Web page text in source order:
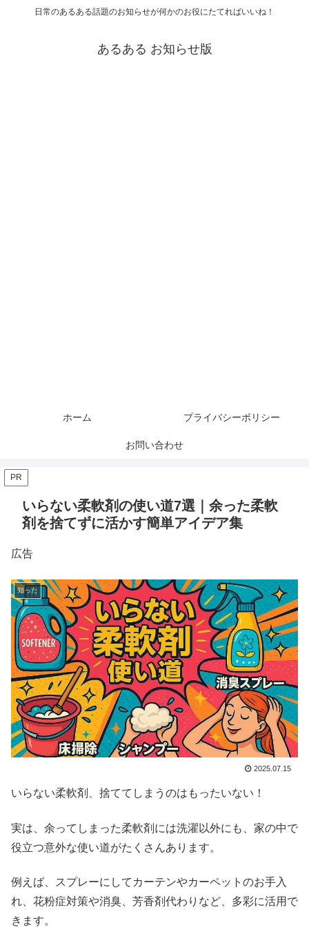
日常のあるある話題のお知らせが何かのお役にたてればいいね！
あるある お知らせ版
ホーム プライバシーポリシー
お問い合わせ
PR
いらない柔軟剤の使い道7選｜余った柔軟
剤を捨てずに活かす簡単アイデア集
広告
知った
2025.07.15
いらない柔軟剤、捨ててしまうのはもったいない！
実は、余ってしまった柔軟剤には洗濯以外にも、家の中で
役立つ意外な使い道がたくさんあります。
例えば、スプレーにしてカーテンやカーペットのお手入
れ、花粉症対策や消臭、芳香剤代わりなど、多彩に活用で
きます。